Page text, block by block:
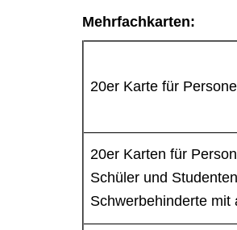
Mehrfachkarten:
20er Karte für
20er Karten für
Schüler und Studenten
Schwerbehinderte mit